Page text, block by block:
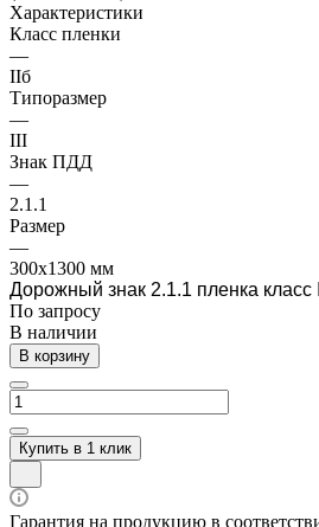
Характеристики
Класс пленки
—
IIб
Типоразмер
—
III
Знак ПДД
—
2.1.1
Размер
—
300х1300 мм
Дорожный знак 2.1.1 пленка класс
По запросу
В наличии
В корзину
Купить в 1 клик
Гарантия на продукцию в